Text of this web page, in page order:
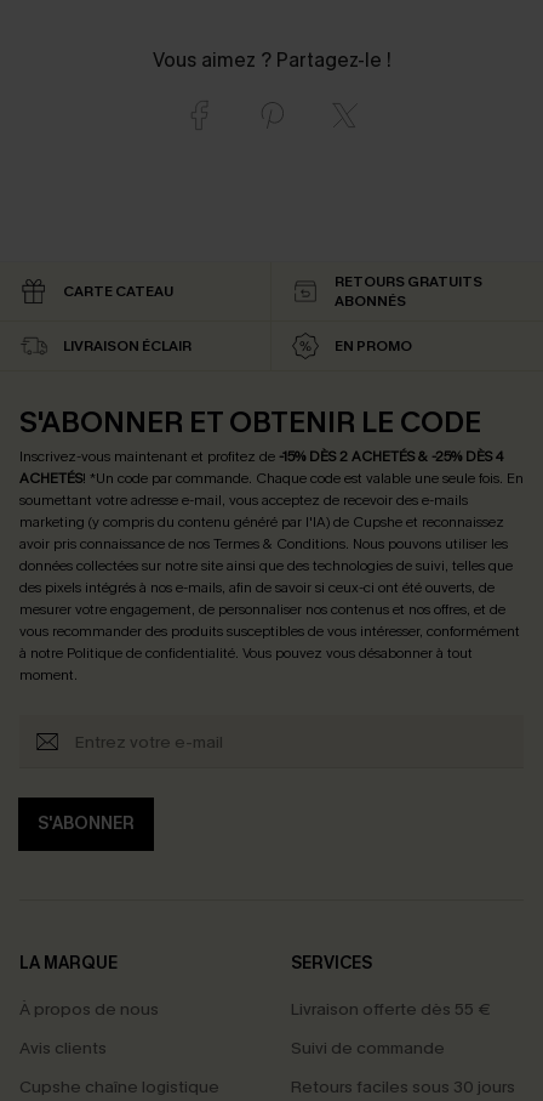
Vous aimez ? Partagez-le !
CARTE CATEAU
RETOURS GRATUITS
ABONNÉS
LIVRAISON ÉCLAIR EN PROMO
S'ABONNER ET OBTENIR LE CODE
Inscrivez-vous maintenant et profitez de -15% DÈS 2 ACHETÉS & -25% DÈS 4
ACHETÉS! *Un code par commande. Chaque code est valable une seule fois. En
soumettant votre adresse e-mail, vous acceptez de recevoir des e-mails
marketing (y compris du contenu généré par l'IA) de Cupshe et reconnaissez
avoir pris connaissance de nosTermes & Conditions. Nous pouvons utiliser les
données collectées sur notre site ainsi que des technologies de suivi, telles que
des pixels intégrés à nos e-mails, afin de savoir si ceux-ci ont été ouverts, de
mesurer votre engagement, de personnaliser nos contenus et nos offres, et de
vous recommander des produits susceptibles de vous intéresser, conformément
à notre Politique de confidentialité. Vous pouvez vous désabonner à tout
moment.
S'ABONNER
LA MARQUE
À propos de nous
Avis clients
Cupshe chaîne logistique
SERVICES
Livraison offerte dès 55 €
Suivi de commande
Retours faciles sous 30 jours